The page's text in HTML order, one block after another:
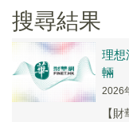
搜尋結果
理想
輛
2026
【